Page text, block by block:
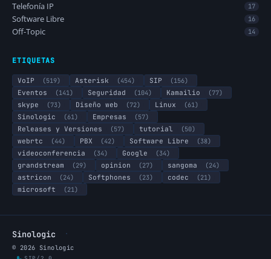
Telefonía IP 17
Software Libre 16
Off-Topic 14
ETIQUETAS
VoIP (519) Asterisk (454) SIP
(156)
Eventos
(141) Seguridad (104) Kamailio
(77)
skype
(73) Diseño web (72) Linux
(61)
Sinologic
(61) Empresas
(57)
Releases y Versiones
(57) tutorial
(50)
webrtc
(44) PBX (42) Software Libre
(38)
videoconferencia
(34) Google
(34)
grandstream
(29) opinion (27) sangoma
(24)
astricon
(24) Softphones (23) codec
(21)
microsoft
(21)
Sinologic ·
© 2026 Sinologic